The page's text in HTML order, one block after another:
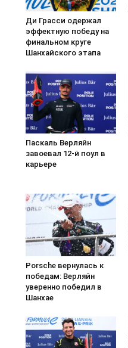
Ди Грасси одержал
эффектную победу на
финальном круге
Шанхайского этапа
Паскаль Верляйн
завоевал 12-й поул в
карьере
Porsche вернулась к
победам: Верляйн
уверенно победил в
Шанхае